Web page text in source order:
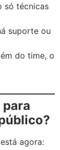
só técnicas
suporte ou
do time, o
agora: